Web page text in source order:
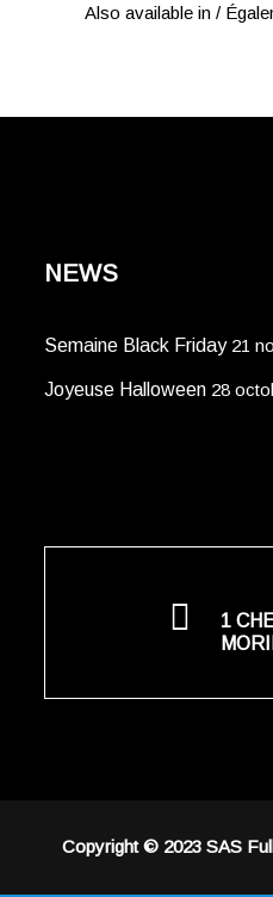
Also available in /
NEWS
Semaine Black Friday 21
Joyeuse Halloween 28
1
Copyright © 2023 SAS